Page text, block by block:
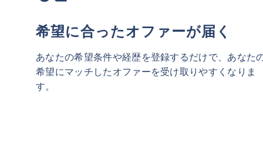
希望に合ったオファーが届く
あなたの希望条件や経歴を登録するだけで、あなた
希望にマッチしたオファーを受け取りやすくなりま
す。